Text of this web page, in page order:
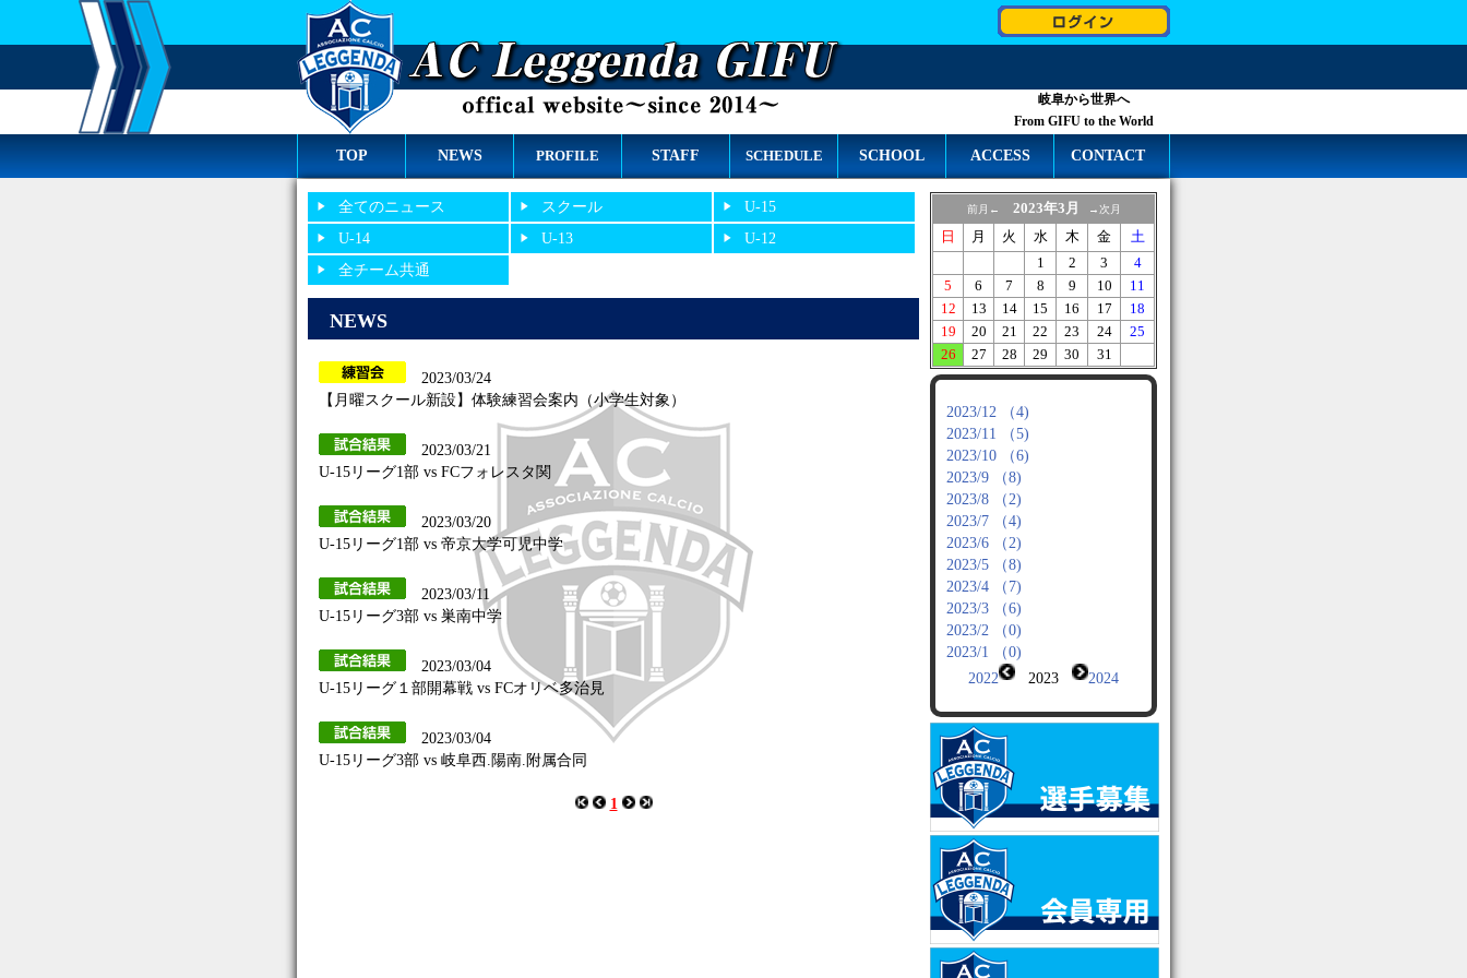
岐阜から世界へ
From GIFU to the World
TOP NEWS PROFILE STAFF SCHEDULE SCHOOL ACCESS CONTACT
全てのニュース スクール
U-15
U-14
U-13
U-12
全チーム共通
NEWS
2023/03/24
【月曜スクール新設】体験練習会案内（小学生対象）
2023/03/21
U-15リーグ1部 vs FCフォレスタ関
2023/03/20
U-15リーグ1部 vs 帝京大学可児中学
2023/03/11
U-15リーグ3部 vs 巣南中学
2023/03/04
U-15リーグ１部開幕戦 vs FCオリベ多治見
2023/03/04
U-15リーグ3部 vs 岐阜西.陽南.附属合同
1
前月← 2023年3月 →次月
日 月 火 水 木 金
土
1
2 3
4
5
6 7 8 9 10
11
12
13 14 15 16 17
18
19
20 21 22 23 24
25
26
27 28 29 30 31
2023/12 （4)
2023/11 （5)
2023/10 （6)
2023/9 （8)
2023/8 （2)
2023/7 （4)
2023/6 （2)
2023/5 （8)
2023/4 （7)
2023/3 （6)
2023/2 （0)
2023/1 （0)
2022
2023 2024